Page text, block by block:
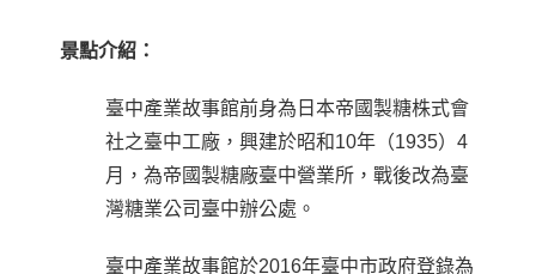
景點介紹：
臺中產業故事館前身為日本帝國製糖株式會
社之臺中工廠，興建於昭和10年（1935） 4
月，為帝國製糖廠臺中營業所，戰後改為臺
灣糖業公司臺中辦公處。
臺中產業故事館於2016年臺中市政府登錄為